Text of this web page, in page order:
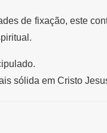
de fixação, este
sólida em Cristo